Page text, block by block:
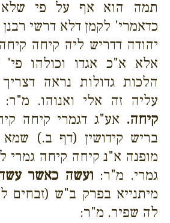
תמה הוא אף על פי שלא
כדאמרי' לקמן דלא דרשי
יהודה דדריש ליה קיחה
אלא א"כ אגדו וכולהו
הלכות גדולות נראה
עליה זה אלי ואנוהו.
קיחה. אע"ג דגמרי קיחה
בריש קידושין (דף ב.)
מופנה א"נ קיחה קיחה גמרי
גמרי. מ"ר: ועשה כאשר
מיתנייא בפרק ב"ש (זבחים
לה שפיר. מ"ר: